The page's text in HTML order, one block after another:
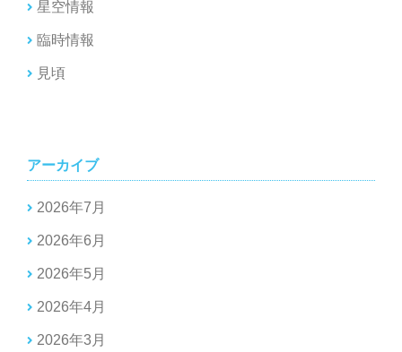
星空情報
臨時情報
見頃
アーカイブ
2026年7月
2026年6月
2026年5月
2026年4月
2026年3月